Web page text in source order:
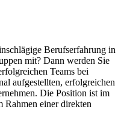
Berufserfahrung in
mit? Dann werden Sie
Teams bei
aufgestellten, erfolgreichen
Die Position ist im
Rahmen einer direkten